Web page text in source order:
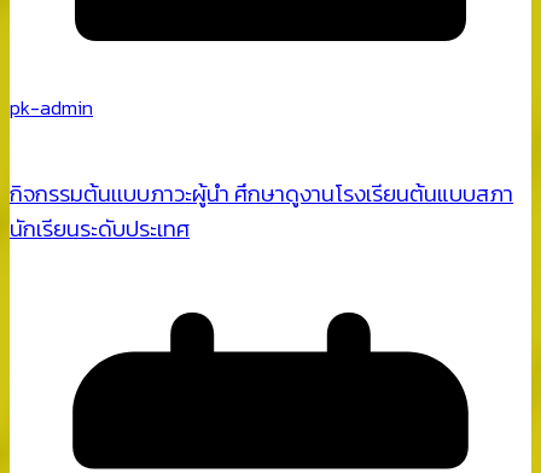
pk-admin
กิจกรรมต้นเเบบภาวะผู้นำ ศึกษาดูงานโรงเรียนต้นแบบสภา
นักเรียนระดับประเทศ